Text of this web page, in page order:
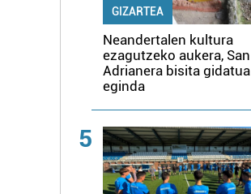
GIZARTEA
Neandertalen kultura
ezagutzeko aukera, San
Adrianera bisita gidatua
eginda
5